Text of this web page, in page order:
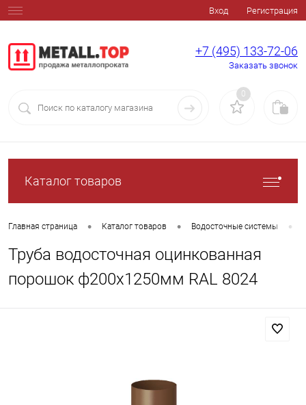
Вход Регистрация
+7 (495) 133-72-06
Заказать звонок
0
Каталог товаров
Главная страница • Каталог товаров • Водосточные системы •
Труба водосточная оцинкованная
порошок ф200х1250мм RAL 8024